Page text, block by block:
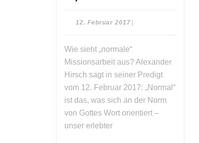
Mission
(Apostelgeschichte
Teil
36)
12. Februar 2017 12.
Wie sieht „normale“
Missionsarbeit aus? Alexander
Hirsch sagt in seiner Predigt
vom 12. Februar 2017: „Normal“
ist das, was sich an der Norm
von Gottes Wort orientiert –
unser erlebter